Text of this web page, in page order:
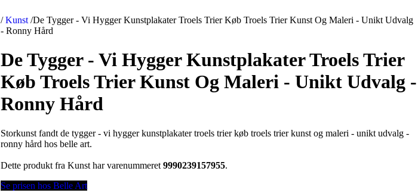
/ Kunst /De Tygger - Vi Hygger Kunstplakater Troels Trier Køb Troels Trier Kunst Og Maleri - Unikt Udvalg
- Ronny Hård
De Tygger - Vi Hygger Kunstplakater Troels Trier
Køb Troels Trier Kunst Og Maleri - Unikt Udvalg -
Ronny Hård
Storkunst fandt de tygger - vi hygger kunstplakater troels trier køb troels trier kunst og maleri - unikt udvalg -
ronny hård hos belle art.
Dette produkt fra Kunst har varenummeret9990239157955.
Se prisen hos Belle Art